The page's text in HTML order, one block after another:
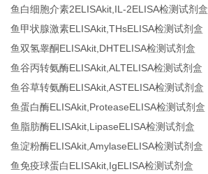
鱼白细胞介素2ELISAkit,IL-2ELISA检测试剂盒
鱼甲状腺激素ELISAkit,THsELISA检测试剂盒
鱼双氢睾酮ELISAkit,DHTELISA检测试剂盒
鱼谷丙转氨酶ELISAkit,ALTELISA检测试剂盒
鱼谷草转氨酶ELISAkit,ASTELISA检测试剂盒
鱼蛋白酶ELISAkit,ProteaseELISA检测试剂盒
鱼脂肪酶ELISAkit,LipaseELISA检测试剂盒
鱼淀粉酶ELISAkit,AmylaseELISA检测试剂盒
鱼免疫球蛋白ELISAkit,IgELISA检测试剂盒